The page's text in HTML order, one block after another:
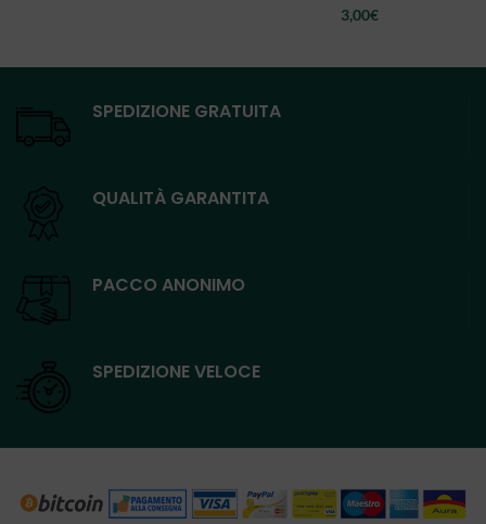
3,00€
SPEDIZIONE GRATUITA
QUALITÀ GARANTITA
PACCO ANONIMO
SPEDIZIONE VELOCE